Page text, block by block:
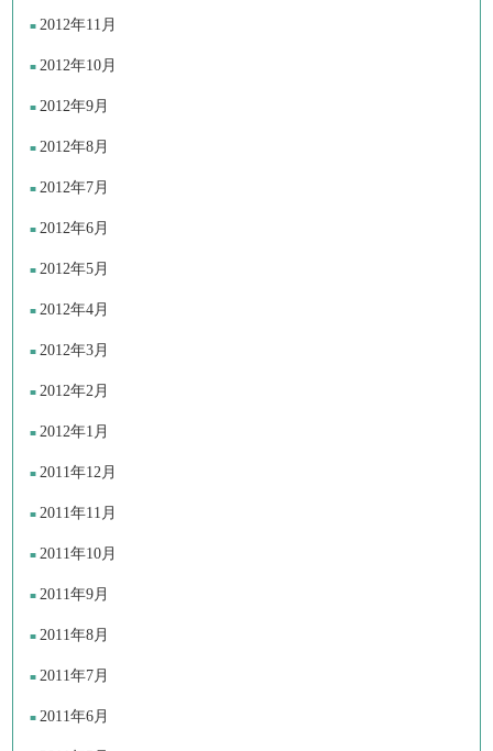
2012年11月
2012年10月
2012年9月
2012年8月
2012年7月
2012年6月
2012年5月
2012年4月
2012年3月
2012年2月
2012年1月
2011年12月
2011年11月
2011年10月
2011年9月
2011年8月
2011年7月
2011年6月